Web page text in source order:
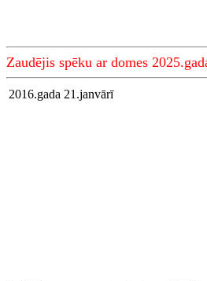
Zaudējis spēku ar domes
2016.gada 21.janvārī